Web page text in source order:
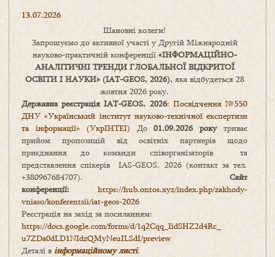
13.07.2026
Шановні колеги!
Запрошуємо до активної участі у Другій Міжнародній
науково-практичній конференції «ІНФОРМАЦІЙНО-
АНАЛІТИЧНІ ТРЕНДИ ГЛОБАЛЬНОЇ ВІДКРИТОЇ
ОСВІТИ І НАУКИ» (IAT-GEOS, 2026),яка відбудеться 28
жовтня 2026 року.
Державна реєстрація IAT-GEOS, 2026: Посвідчення №550
ДНУ «Український інститут науково-технічної експертизи
та інформації» (УкрІНТЕІ) До01.09.2026 рокутриває
прийом пропозицій від освітніх партнерів щодо
приєднання до команди співорганізаторів та
представлення спікерів IAS-GEOS, 2026 (контакт за тел.
+380967684707). Сайт
конференції: https://hub.ontos.xyz/index.php/zakhody-
vniaso/konferentsii/iat-geos-2026
Реєстрація на захід за посиланням:
https://docs.google.com/forms/d/1q2Cqq_IidSHZ2d4Rc_
u7ZDa0dLD1NIdzQMyNeuILSdI/preview
Деталі в інформаційному листі.